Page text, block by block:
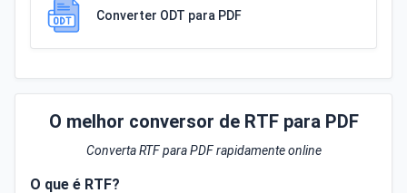
Converter ODT para PDF
O melhor conversor de RTF para PDF
Converta RTF para PDF rapidamente online
O que é RTF?